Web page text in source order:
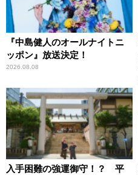
『中島健人のオールナイトニ
ッポン』放送決定！
2026.08.08
入手困難の強運御守！？ 平